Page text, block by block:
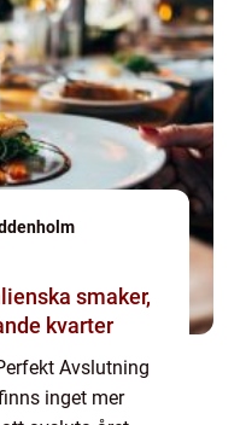
kvarter
Avslutning
inget mer